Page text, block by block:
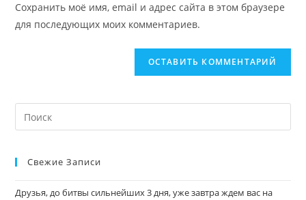
Сохранить моё имя, email и адрес сайта в этом браузере
для последующих моих комментариев.
Свежие Записи
Друзья, до битвы сильнейших 3 дня, уже завтра ждем вас на